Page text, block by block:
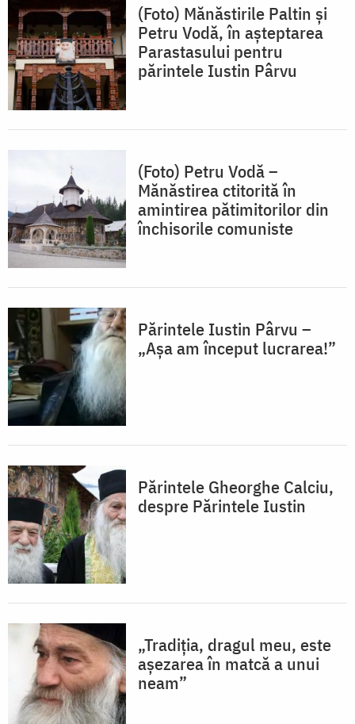
(Foto) Mănăstirile Paltin și
Petru Vodă, în așteptarea
Parastasului pentru
părintele Iustin Pârvu
(Foto) Petru Vodă –
Mănăstirea ctitorită în
amintirea pătimitorilor din
închisorile comuniste
Părintele Iustin Pârvu –
„Așa am început lucrarea!”
Părintele Gheorghe Calciu,
despre Părintele Iustin
„Tradiţia, dragul meu, este
aşezarea în matcă a unui
neam”